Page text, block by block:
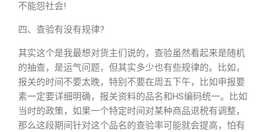
不能怨社会!
四、查验有没有规律?
其实这个是我最想对货主们说的，查验虽然看起来是随机
的抽查，是运气问题，但其实多少也有些规律的。比如，
报关的时间不要太晚，特别不要在周五下午，比如申报要
素一定要详细明确，报关资料的品名和HS编码统一。比如
当时的政策，如果一个特定时间对某种商品退税有调整，
那么这段期间针对这个品名的查验率可能就会提高，怕有